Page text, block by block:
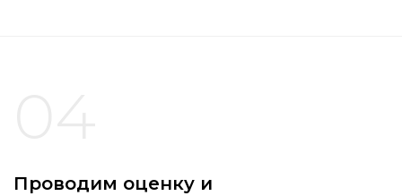
Проводим оценку и